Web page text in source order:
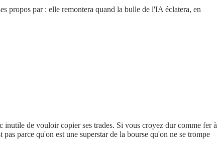
propos par : elle remontera quand la bulle de l'IA éclatera, en
de vouloir copier ses trades. Si vous croyez dur comme fer à
parce qu'on est une superstar de la bourse qu'on ne se trompe